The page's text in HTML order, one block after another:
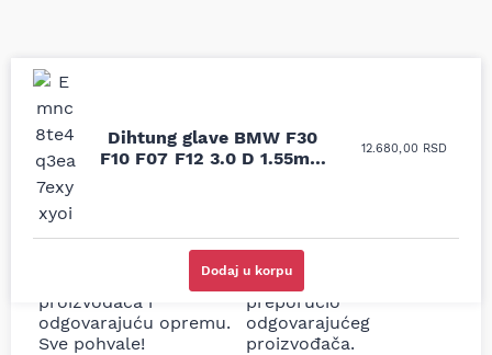
Dihtung glave BMW F30
F10 F07 F12 3.0 D 1.55mm
12.680,00 RSD
Dodaj u korpu
Uporedila sam sve
moguće online
prodavnice auto delova
i definitivno najbolje
cene su ovde. Kupila
sam više puta auto
delove iz MD Auto. Uvek
dobra preporuka za
proizvođača i
odgovarajuću opremu.
Sve pohvale!
Odlična usluga i
ljubazni prodavci.
potreban za moju
Tojotu, ali me je Miloš
podsetio, istražio i
preporučio
odgovarajućeg
proizvođača.